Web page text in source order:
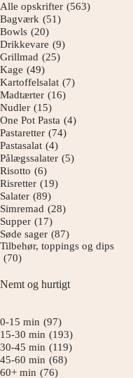
Alle opskrifter (563)
Bagværk (51)
Bowls (20)
Drikkevare (9)
Grillmad (25)
Kage (49)
Kartoffelsalat (7)
Madtærter (16)
Nudler (15)
One Pot Pasta (4)
Pastaretter (74)
Pastasalat (4)
Pålægssalater (5)
Risotto (6)
Risretter (19)
Salater (89)
Simremad (28)
Supper (17)
Søde sager (87)
Tilbehør, toppings og dips
(70)
Nemt og hurtigt
0-15 min (97)
15-30 min (193)
30-45 min (119)
45-60 min (68)
60+ min (76)